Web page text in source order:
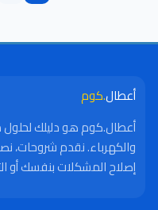
أعطال.كوم
أعطال.كوم هو دليلك لحلول
والكهرباء. نقدم شروحات،
إصلاح المشكلات بنفسك أو